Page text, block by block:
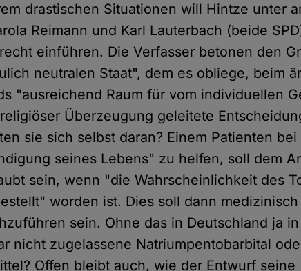
drastischen Situationen will Hintze unter
Reimann und Karl Lauterbach (beide
einführen. Die Verfasser betonen den
neutralen Staat", dem es obliege, beim
"ausreichend Raum für vom individuellen
Überzeugung geleitete
sie sich selbst daran? Einem Patienten
seines Lebens" zu helfen, soll dem
sein, wenn "die Wahrscheinlichkeit des
worden ist. Dies soll dann medizinisch
sein. Ohne das in Deutschland ja
nicht zugelassene Natriumpentobarbital
Offen bleibt auch, wie der Entwurf seine